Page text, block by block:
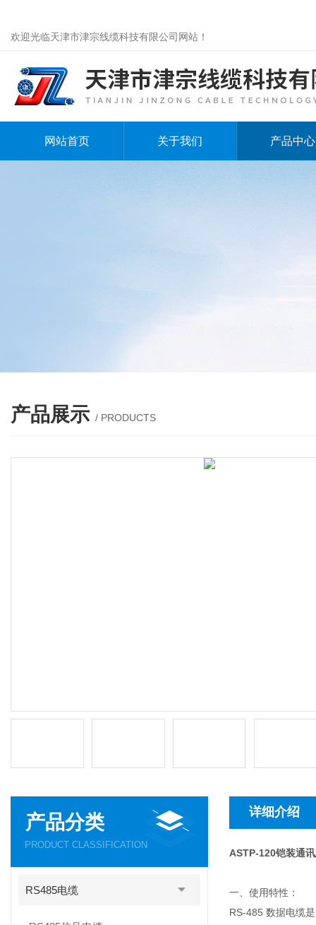
欢迎光临天津市津宗线缆科技有限公司网站！
网站首页 关于我们 产品中心
产品展示 / PRODUCTS
产品分类
PRODUCT CLASSIFICATION
RS485电缆
详细介绍
ASTP-120铠装通
一、使用特性：
RS-485 数据电缆